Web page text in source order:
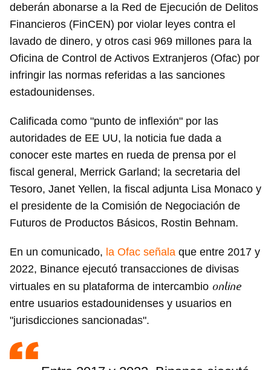
deberán abonarse a la Red de Ejecución de Delitos
Financieros (FinCEN) por violar leyes contra el
lavado de dinero, y otros casi 969 millones para la
Oficina de Control de Activos Extranjeros (Ofac) por
infringir las normas referidas a las sanciones
estadounidenses.
Calificada como "punto de inflexión" por las
autoridades de EE UU, la noticia fue dada a
conocer este martes en rueda de prensa por el
fiscal general, Merrick Garland; la secretaria del
Tesoro, Janet Yellen, la fiscal adjunta Lisa Monaco y
el presidente de la Comisión de Negociación de
Futuros de Productos Básicos, Rostin Behnam.
En un comunicado, la Ofac señala que entre 2017 y
2022, Binance ejecutó transacciones de divisas
virtuales en su plataforma de intercambio online
entre usuarios estadounidenses y usuarios en
"jurisdicciones sancionadas".